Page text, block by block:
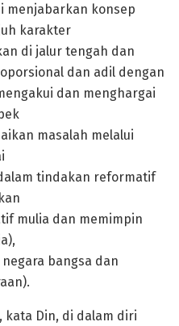
menjabarkan konsep
karakter
di jalur tengah dan
dan adil dengan
dan menghargai
masalah melalui
tindakan reformatif
mulia dan memimpin
bangsa dan
kata Din, di dalam diri